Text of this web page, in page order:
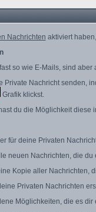
Nachrichten aktiviert
so wie E-Mails, sind
Private Nachricht senden,
Grafik klickst.
du die Möglichkeit
für deine Privaten
neuen Nachrichten, die
Kopie aller
Privaten Nachrichten
Möglichkeiten, die es